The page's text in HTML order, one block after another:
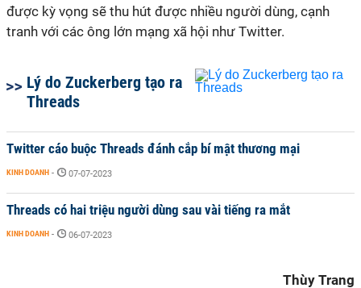
được kỳ vọng sẽ thu hút được nhiều người dùng, cạnh
tranh với các ông lớn mạng xã hội như Twitter.
Lý do Zuckerberg tạo ra
Threads
Twitter cáo buộc Threads đánh cắp bí mật thương mại
KINH DOANH - 07-07-2023
Threads có hai triệu người dùng sau vài tiếng ra mắt
KINH DOANH - 06-07-2023
Thùy Trang